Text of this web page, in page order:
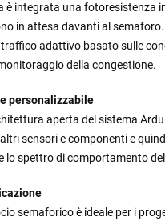
è integrata una fotoresistenza
in attesa davanti al
adattivo basato sulle
della congestione.
personalizzabile
aperta del sistema
sensori e componenti e
lo spettro di comportamento
semaforico è ideale per i